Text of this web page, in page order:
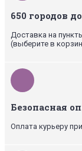
650 городов
Доставка на
(выберите в
Безопасная
Оплата курьеру